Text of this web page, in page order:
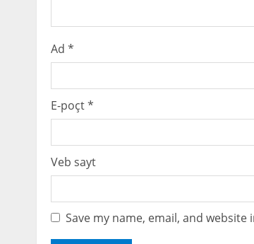
i
n
g
Ad *
E-poçt*
Veb sayt
Save my name, email, and